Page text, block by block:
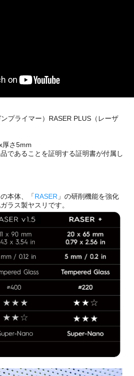
プライマー）RASER PLUS（レーザ
厚さ5mm
であることを証明する証明書が付属し
の本体、「RASER 」の研削機能を強化
ラス製ヤスリです。